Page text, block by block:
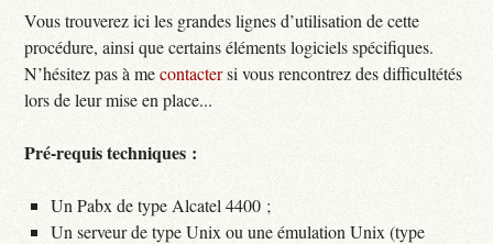
Vous trouverez ici les grandes lignes d’utilisation de cette
procédure, ainsi que certains éléments logiciels spécifiques.
N’hésitez pas à mecontactersi vous rencontrez des difficultétés
lors de leur mise en place...
Pré-requis techniques :
Un Pabx de type Alcatel 4400 ;
Un serveur de type Unix ou une émulation Unix (type